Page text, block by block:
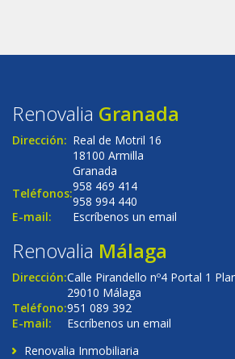
Renovalia Granada
Dirección: Real de Motril 16
18100 Armilla
Granada
Teléfonos:958 469 414
958 994 440
E-mail:
Escríbenos un email
Renovalia Málaga
Dirección:Calle Pirandello nº4 Portal 1
29010 Málaga
Teléfono:951 089 392
E-mail:
Escríbenos un email
Renovalia Inmobiliaria